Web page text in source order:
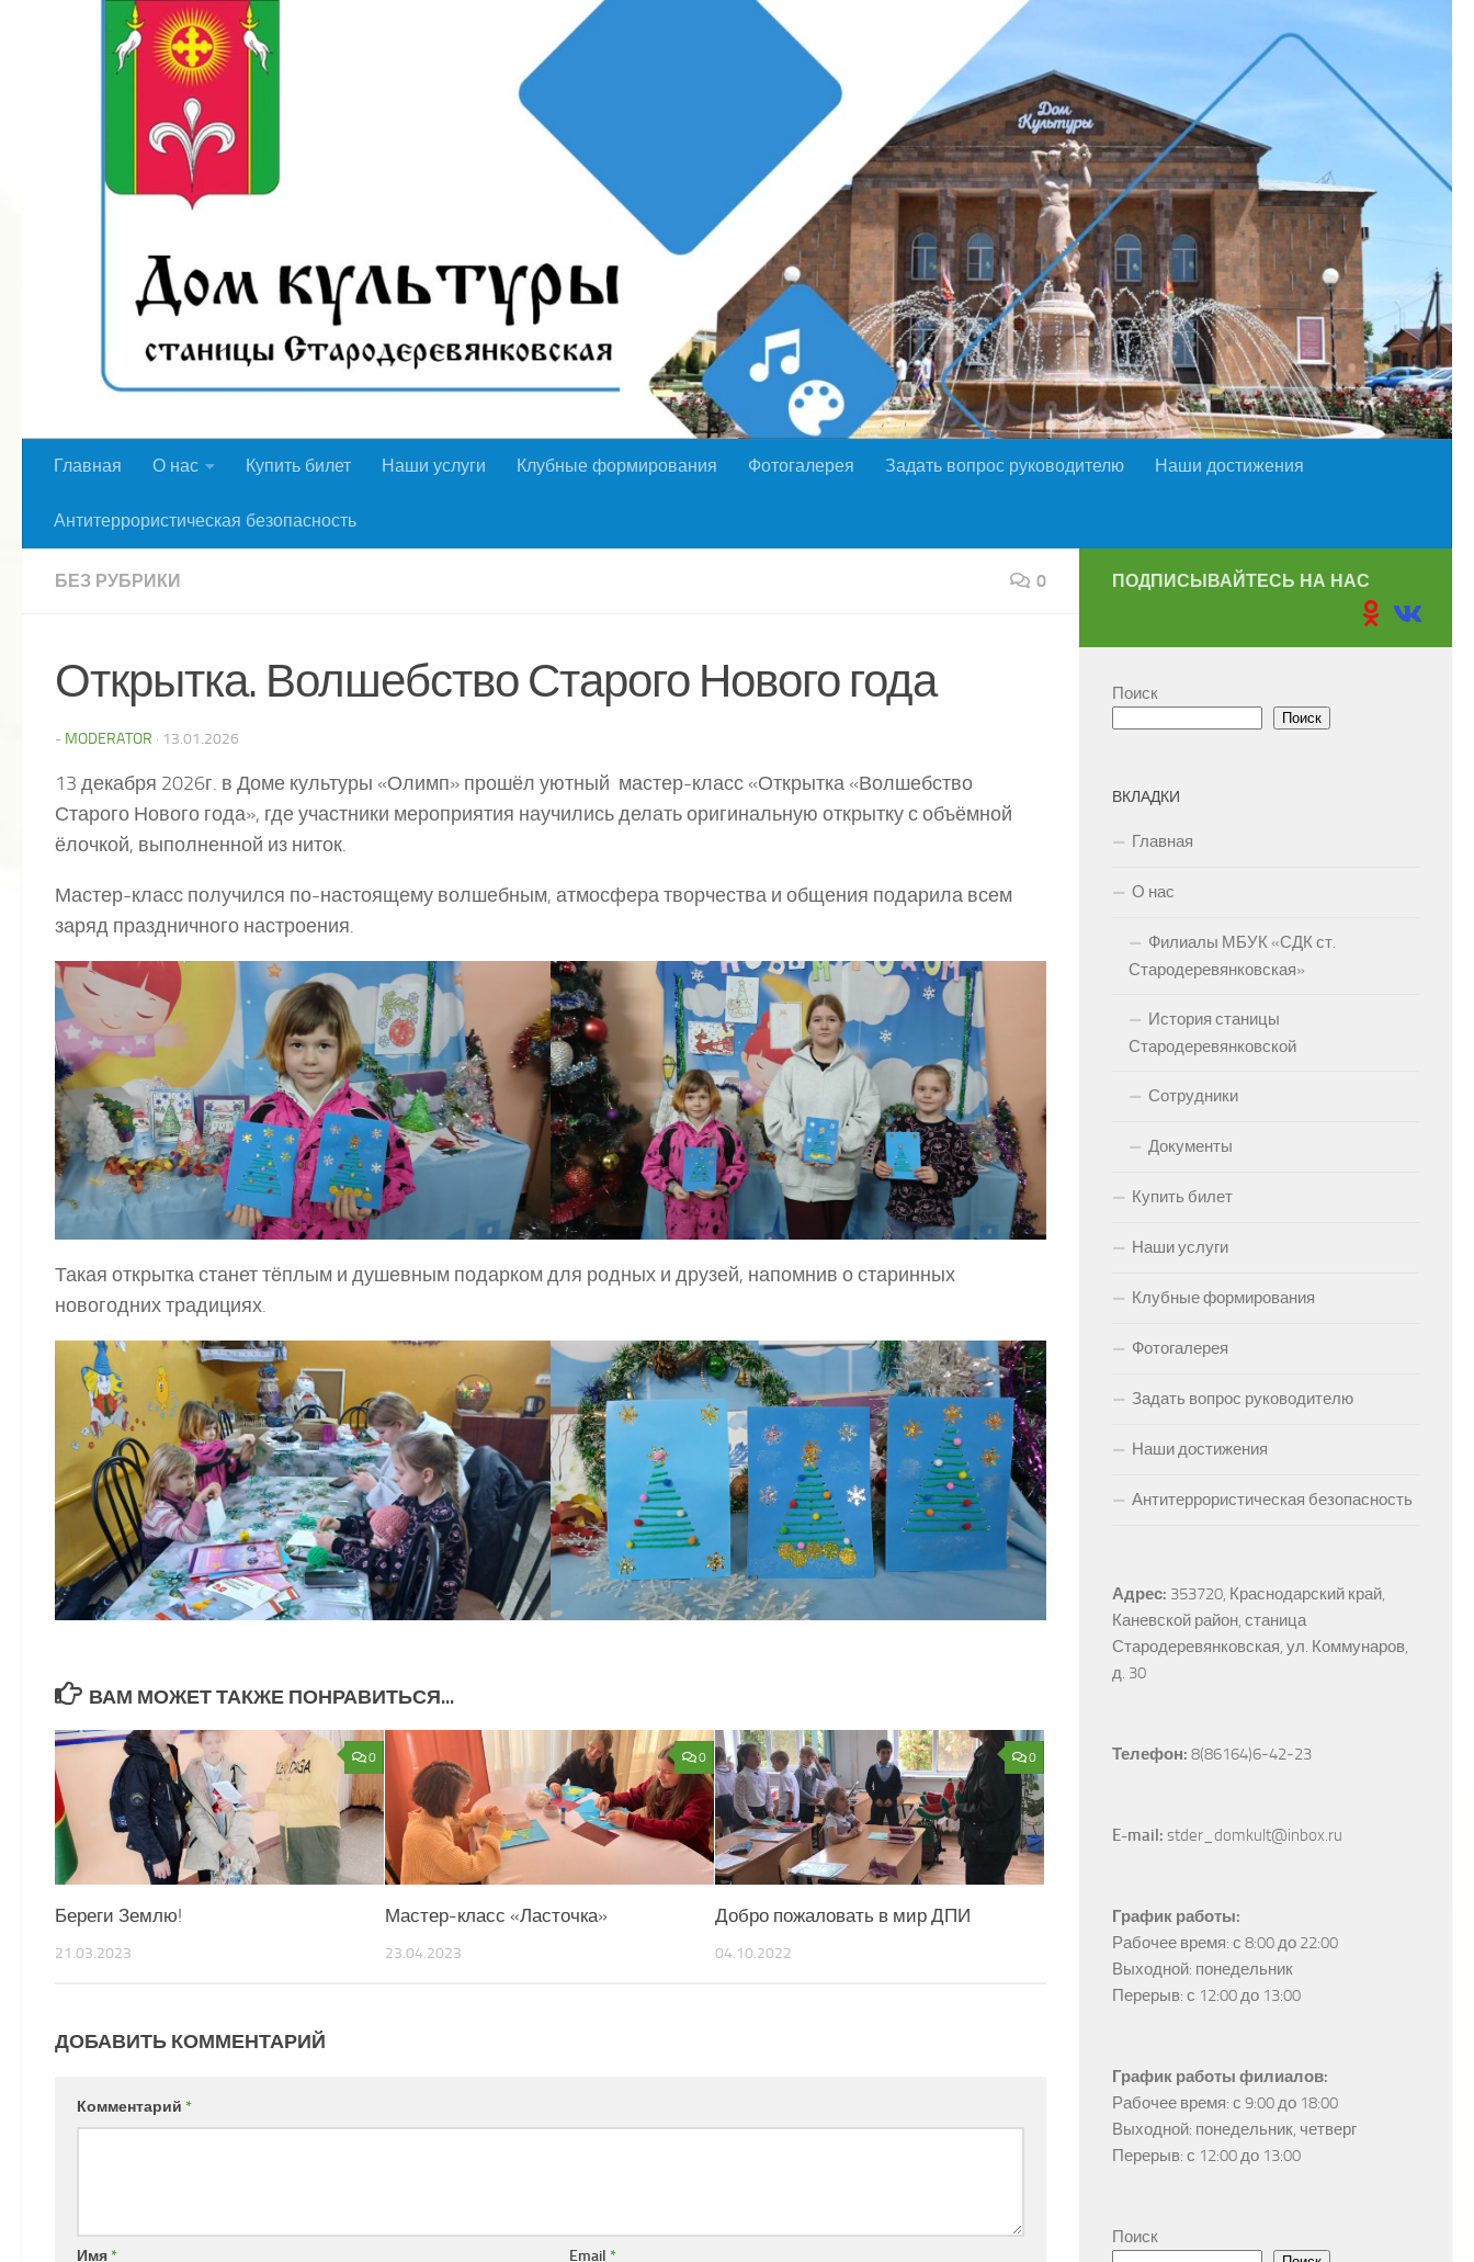
Перейти к содержимому
Главная О нас Купить билет Наши услуги Клубные формирования Фотогалерея Задать вопрос руководителю Наши достижения
Антитеррористическая безопасность
БЕЗ РУБРИКИ 0
Открытка. Волшебство Старого Нового года
- MODERATOR · 13.01.2026
13 декабря 2026г. в Доме культуры «Олимп» прошёл уютный мастер-класс «Открытка «Волшебство
Старого Нового года», где участники мероприятия научились делать оригинальную открытку с объёмной
ёлочкой, выполненной из ниток.
Мастер-класс получился по-настоящему волшебным, атмосфера творчества и общения подарила всем
заряд праздничного настроения.
Такая открытка станет тёплым и душевным подарком для родных и друзей, напомнив о старинных
новогодних традициях.
ВАМ МОЖЕТ ТАКЖЕ ПОНРАВИТЬСЯ...
0
Береги Землю!
21.03.2023
0
Мастер-класс «Ласточка»
23.04.2023
0
Добро пожаловать в мир ДПИ
04.10.2022
ДОБАВИТЬ КОММЕНТАРИЙ
Комментарий *
Имя* Email*
ПОДПИСЫВАЙТЕСЬ НА НАС
Поиск
Поиск
ВКЛАДКИ
Главная
О нас
Филиалы МБУК «СДК ст.
Стародеревянковская»
История станицы
Стародеревянковской
Сотрудники
Документы
Купить билет
Наши услуги
Клубные формирования
Фотогалерея
Задать вопрос руководителю
Наши достижения
Антитеррористическая безопасность
Адрес: 353720, Краснодарский край,
Каневской район, станица
Стародеревянковская, ул. Коммунаров,
д. 30
Телефон: 8(86164)6-42-23
E-mail: stder_domkult@inbox.ru
График работы:
Рабочее время: с 8:00 до 22:00
Выходной: понедельник
Перерыв: с 12:00 до 13:00
График работы филиалов:
Рабочее время: с 9:00 до 18:00
Выходной: понедельник, четверг
Перерыв: с 12:00 до 13:00
Поиск